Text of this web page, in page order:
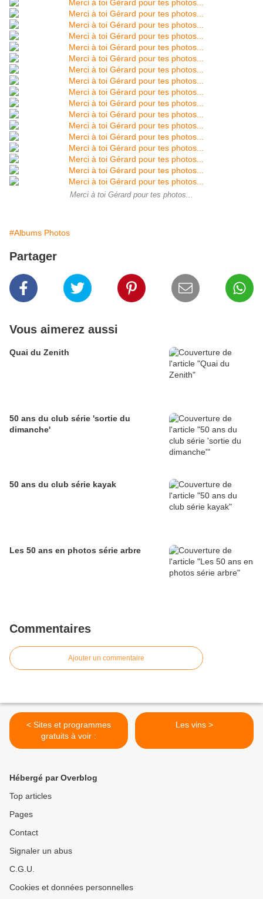
Merci à toi Gérard pour tes photos...
#Albums Photos
Partager
Vous aimerez aussi
Quai du Zenith
50 ans du club série 'sortie du
dimanche'
50 ans du club série kayak
Les 50 ans en photos série arbre
Commentaires
Ajouter un commentaire
< Sites et programmes
gratuits à voir :
Les vins >
Hébergé par Overblog
Top articles
Pages
Contact
Signaler un abus
C.G.U.
Cookies et données personnelles